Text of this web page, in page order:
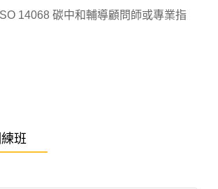
14068 碳中和輔導顧問師或專業指
班